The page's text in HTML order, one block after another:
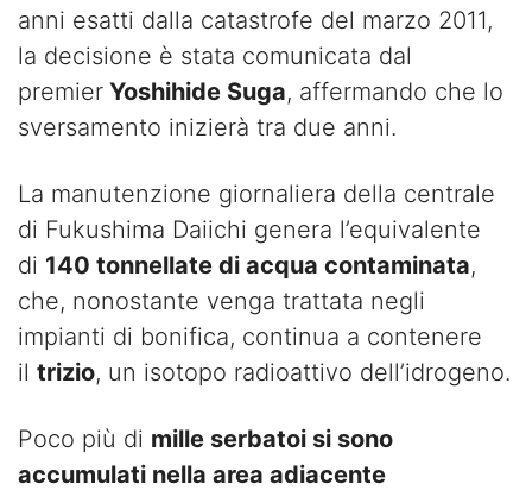
anni esatti dalla catastrofe del marzo 2011,
la decisione è stata comunicata dal
premier Yoshihide Suga, affermando che lo
sversamento inizierà tra due anni.
La manutenzione giornaliera della centrale
di Fukushima Daiichi genera l’equivalente
di 140 tonnellate di acqua contaminata,
che, nonostante venga trattata negli
impianti di bonifica, continua a contenere
il trizio, un isotopo radioattivo dell’idrogeno.
Poco più di mille serbatoi si sono
accumulati nella area adiacente